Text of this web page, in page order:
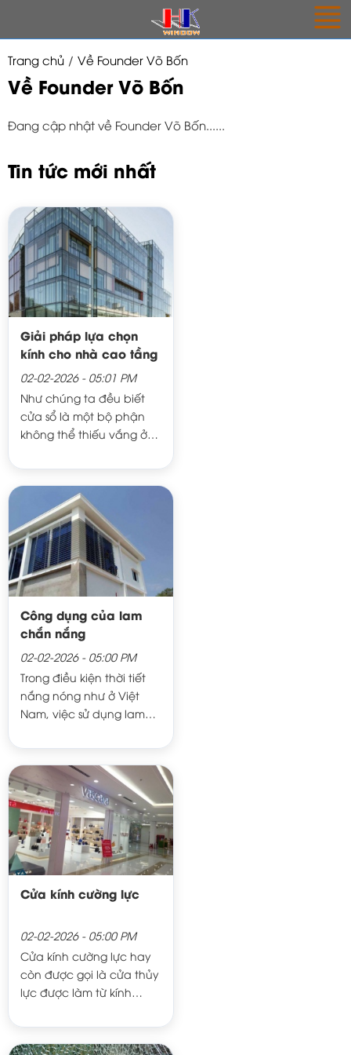
Trang chủ Về Founder Võ Bốn
Về Founder Võ Bốn
Đang cập nhật về Founder Võ Bốn......
Tin tức mới nhất
Giải pháp lựa chọn
kính cho nhà cao tầng
02-02-2026 - 05:01 PM
Như chúng ta đều biết
cửa sổ là một bộ phận
không thể thiếu vắng ở
như ở nước ta. Cụ thể
hơn, nó có chức năng
lấy ánh sáng, thông gió,
ngăn tiếng ồn và chống
trộm. Tất nhiên, về mặt
mỹ quan, cửa sổ làm cho
ngôi nhà thêm đẹp, thêm
xinh nếu như được bố trí
hợp lý.
Công dụng của lam
chắn nắng
02-02-2026 - 05:00 PM
Trong điều kiện thời tiết
nắng nóng như ở Việt
Nam, việc sử dụng lam
nắng và hạn chế ánh
nắng mặt trời xâm nhập
vào căn phòng khiến
cho không khí tăng cao
gây ảnh hưởng đến hiệu
suất làm việc của mọi
người.
Cửa kính cường lực
02-02-2026 - 05:00 PM
Cửa kính cường lực hay
còn được gọi là cửa thủy
lực được làm từ kính
phụ kiện như: tay nắm,
bản lề, kẹp góc, khóa